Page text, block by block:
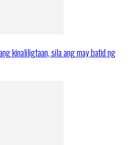
kinaliligtaan, sila ang may batid ng